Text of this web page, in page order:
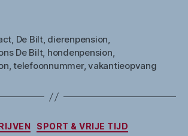
, De Bilt, dierenpension,
De Bilt, hondenpension,
,telefoonnummer,vakantieopvang
Categorieën
SPORT & VRIJE TIJD